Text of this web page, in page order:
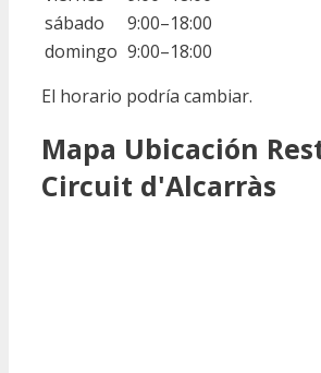
sábado
9:00–18:00
domingo 9:00–18:00
El horario podría cambiar.
Mapa Ubicación
Circuit d'Alcarràs